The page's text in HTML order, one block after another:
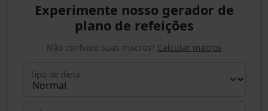
Experimente nosso gerador de
plano de refeições
Não conhece suas macros? Calcular macros
Tipo de dieta